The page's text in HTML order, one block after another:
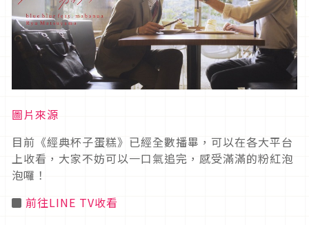
圖片來源
目前《經典杯子蛋糕》已經全數播畢，可以在各大平台
上收看，大家不妨可以一口氣追完，感受滿滿的粉紅泡
泡囉！
◼ 前往LINE TV收看